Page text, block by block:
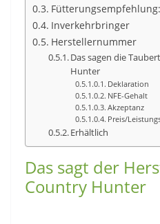
Fütterungsempfehlung:
Inverkehrbringer
Herstellernummer
Das sagen die
Hunter
Deklaration
NFE-Gehalt
Akzeptanz
Preis/
Erhältlich
Das sagt der
Country Hunter